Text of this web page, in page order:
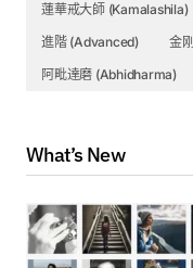
蓮華戒大師 (Kamalashila)
進階 (Advanced)
金
阿毗達磨 (Abhidharma)
What’s New